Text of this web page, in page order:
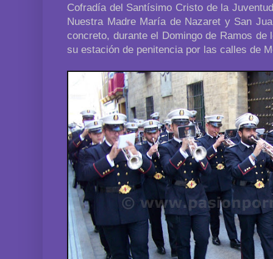
Cofradía del Santísimo Cristo de la
Nuestra Madre María de Nazaret y San
concreto, durante el Domingo de Ramos de
su estación de penitencia por las calles de